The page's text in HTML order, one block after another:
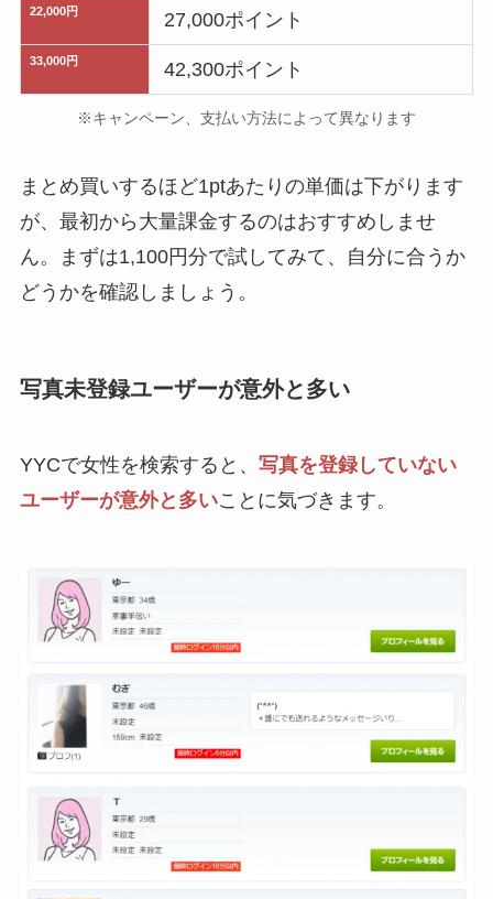
22,000円 27,000ポイント
33,000円 42,300ポイント
※キャンペーン、支払い方法によって異なります
まとめ買いするほど1ptあたりの単価は下がります
が、最初から大量課金するのはおすすめしませ
ん。まずは1,100円分で試してみて、自分に合うか
どうかを確認しましょう。
写真未登録ユーザーが意外と多い
YYCで女性を検索すると、 写真を登録していない
ユーザーが意外と多いことに気づきます。